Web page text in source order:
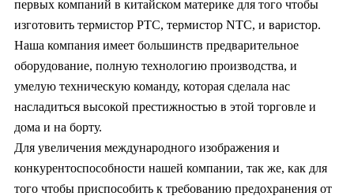
первых компаний в китайском материке для того чтобы
изготовить термистор PTC, термистор NTC, и варистор.
Наша компания имеет большинств предварительное
оборудование, полную технологию производства, и
умелую техническую команду, которая сделала нас
насладиться высокой престижностью в этой торговле и
дома и на борту.
Для увеличения международного изображения и
конкурентоспособности нашей компании, так же, как для
того чтобы приспособить к требованию предохранения от